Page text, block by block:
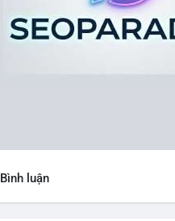
Bình luận